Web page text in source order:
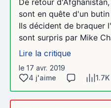
sont en quête d'un
Ils décident de braquer
sont surpris par Mike
Lire la critique
le 17 avr. 2019
4 j'aime
1.7K